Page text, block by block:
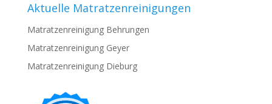
Aktuelle Matratzenreinigungen
Matratzenreinigung Behrungen
Matratzenreinigung Geyer
Matratzenreinigung Dieburg